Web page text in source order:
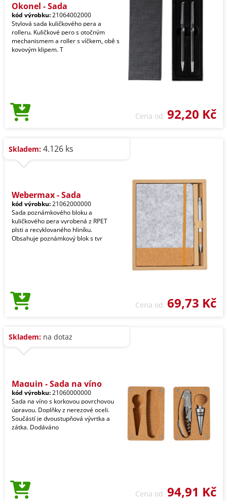
Okonel - Sada
kód výrobku:21064002000
Stylová sada kuličkového pera a
rolleru. Kuličkové pero s otočným
mechanismem a roller s víčkem, obě s
kovovým klipem. T
Cena od 92,20 Kč
Skladem: 4.126 ks
Webermax - Sada
kód výrobku:21062000000
Sada poznámkového bloku a
kuličkového pera vyrobená z RPET
plsti a recyklovaného hliníku.
Obsahuje poznámkový blok s tvr
Cena od 69,73 Kč
Skladem: na dotaz
Maquin - Sada na víno
kód výrobku:21060000000
Sada na víno s korkovou povrchovou
úpravou. Doplňky z nerezové oceli.
Součástí je dvoustupňová vývrtka a
zátka. Dodáváno
Cena od 94,91 Kč